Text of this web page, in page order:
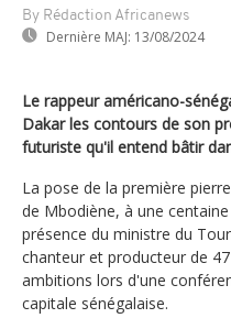
By Rédaction Africanews
Dernière MAJ: 13/08/2024
Le rappeur américano-
Dakar les contours de son
futuriste qu'il entend bâtir
La pose de la première
de Mbodiène, à une
présence du ministre du
chanteur et producteur de
ambitions lors d'une
capitale sénégalaise.